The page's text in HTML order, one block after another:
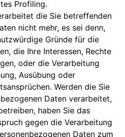
Profiling.
die Sie betreffenden
nicht mehr, es sei denn,
Gründe für die
die Ihre Interessen, Rechte
oder die Verarbeitung
Ausübung oder
Werden die Sie
Daten verarbeitet,
haben Sie das
gegen die Verarbeitung
Daten zum